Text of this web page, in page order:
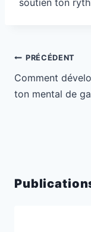
soutien ton
Navigation
de
l’article
PRÉCÉDENT
Comment
ton mental de